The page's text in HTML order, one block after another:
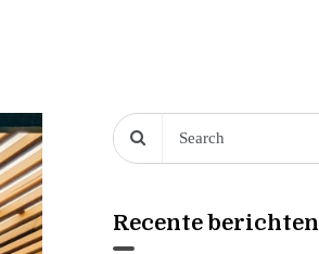
Recente berichten